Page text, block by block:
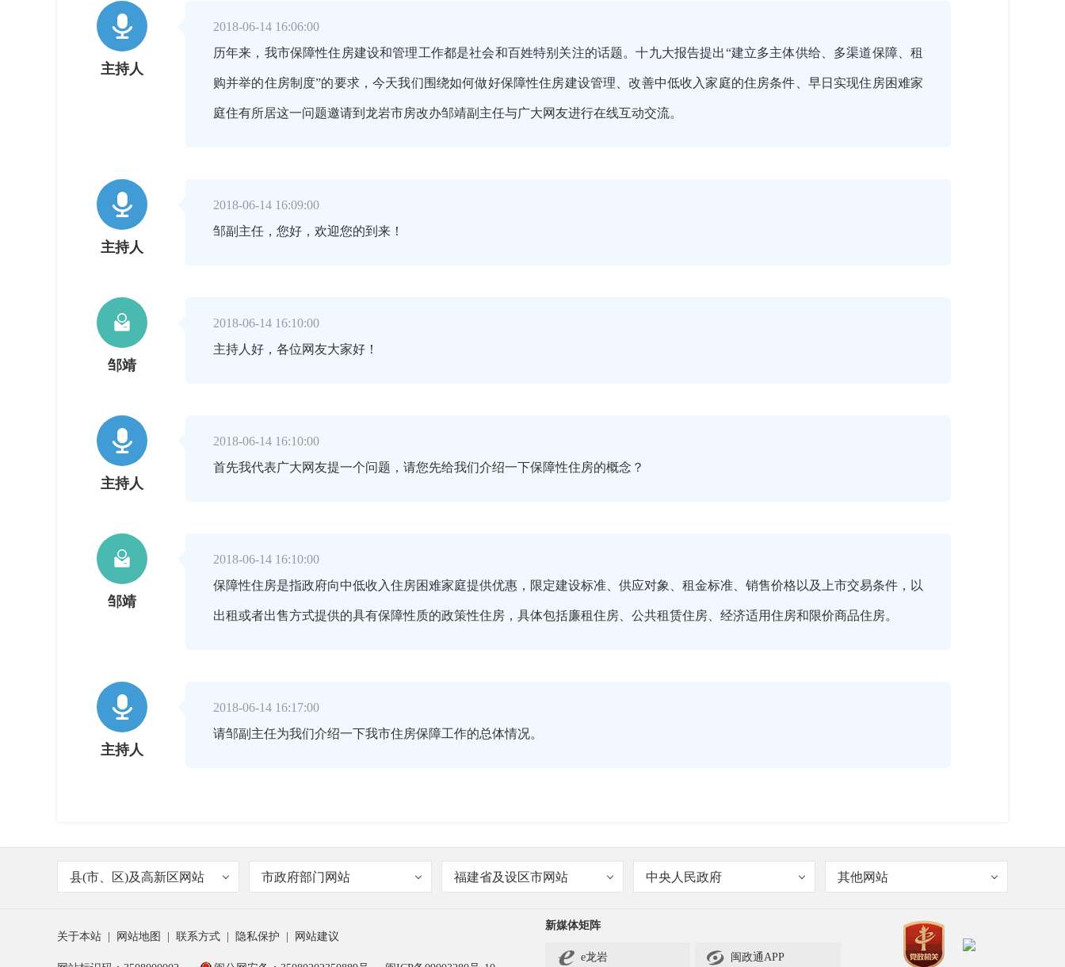

主持人
2018-06-14 16:06:00
历年来，我市保障性住房建设和管理工作都是社会和百姓特别关注的话题。十九大报告提出“建立多主体供给、多渠道保障、租
购并举的住房制度”的要求，今天我们围绕如何做好保障性住房建设管理、改善中低收入家庭的住房条件、早日实现住房困难家
庭住有所居这一问题邀请到龙岩市房改办邹靖副主任与广大网友进行在线互动交流。

主持人
2018-06-14 16:09:00
邹副主任，您好，欢迎您的到来！

邹靖
2018-06-14 16:10:00
主持人好，各位网友大家好！

主持人
2018-06-14 16:10:00
首先我代表广大网友提一个问题，请您先给我们介绍一下保障性住房的概念？

邹靖
2018-06-14 16:10:00
保障性住房是指政府向中低收入住房困难家庭提供优惠，限定建设标准、供应对象、租金标准、销售价格以及上市交易条件，以
出租或者出售方式提供的具有保障性质的政策性住房，具体包括廉租住房、公共租赁住房、经济适用住房和限价商品住房。

主持人
2018-06-14 16:17:00
请邹副主任为我们介绍一下我市住房保障工作的总体情况。
邹靖
历年来，市委、市政府把解决中低收入家庭住房困难问题作为重点工作来抓，不断加大住房保障工作力度，逐步完善住房保障工
作机制，加强保障性住房建设与管理，建立和完善住房保障和供应体系，通过不断扩大住房保障覆盖面，将中等偏下收入住房困
群众的基本住房需求，努力实现住房困难家庭“住有所居”，促进社会公平正义、让人民群众共享改革发展成果。
县(市、区)及高新区网站 市政府部门网站 福建省及设区市网站 中央人民政府 其他网站
关于本站 网站地图 联系方式 隐私保护 网站建议
新媒体矩阵
e龙岩  闽政通APP